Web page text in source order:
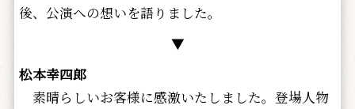
後、公演への想いを語りました。
▼
松本幸四郎
素晴らしいお客様に感激いたしました。登場人物